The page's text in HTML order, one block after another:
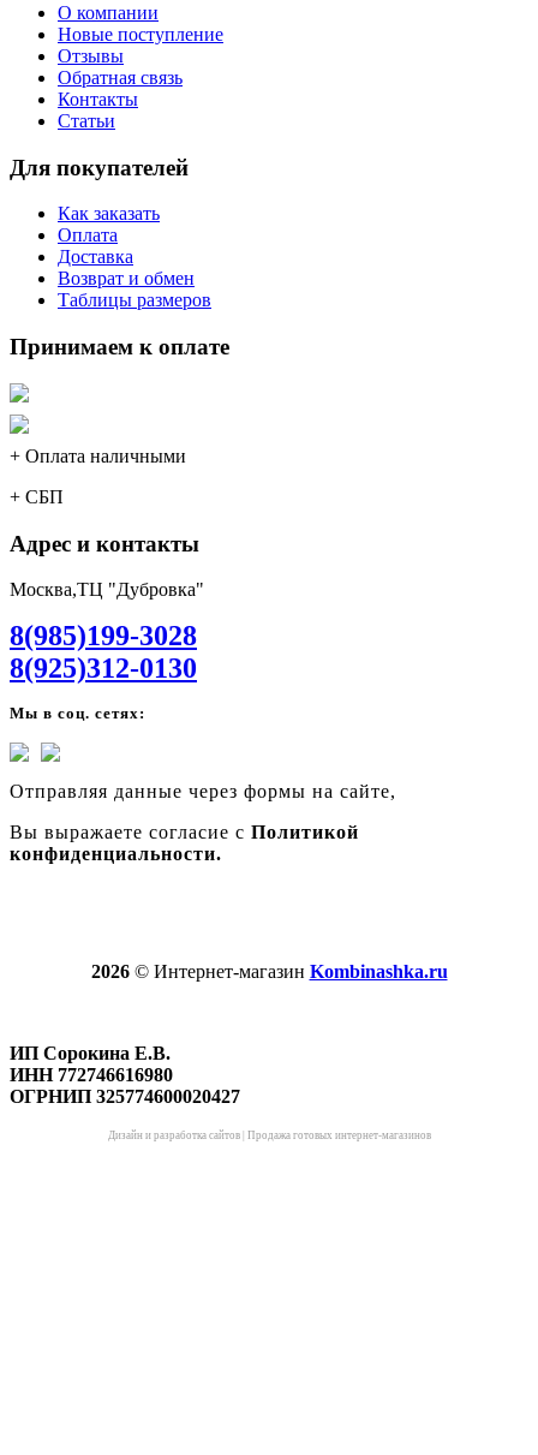
О компании
Новые поступление
Отзывы
Обратная связь
Контакты
Статьи
Для покупателей
Как заказать
Оплата
Доставка
Возврат и обмен
Таблицы размеров
Принимаем к оплате
+ Оплата наличными
+ СБП
Адрес и контакты
Москва,ТЦ "Дубровка"
8(985)199-3028
8(925)312-0130
Мы в соц. сетях:
Отправляя данные через формы на сайте,
Вы выражаете согласие с Политикой
конфиденциальности.
2026© Интернет-магазин Kombinashka.ru
ИП Сорокина Е.В.
ИНН 772746616980
ОГРНИП 325774600020427
Дизайн и разработка сайтов| Продажа готовых интернет-магазинов